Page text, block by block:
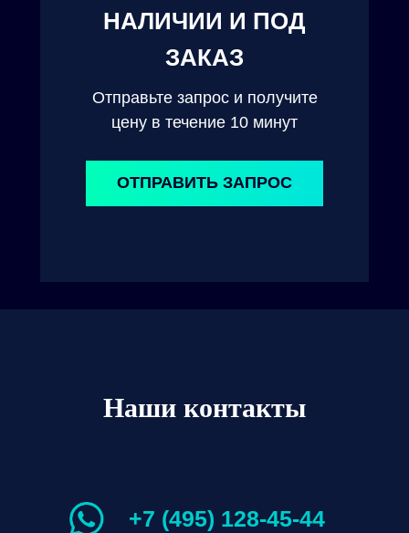
ОТПРАВИТЬ ЗАПРОС
НАЛИЧИИ И ПОД
ЗАКАЗ
Отправьте запрос и получите
цену в течение 10 минут
Наши контакты
+7 (495) 128-45-44